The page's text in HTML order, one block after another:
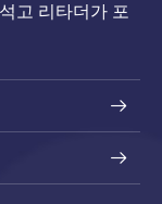
고 리타더가 포